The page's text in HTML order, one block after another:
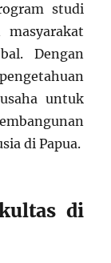
studi
Dengan
untuk
di Papua.
di